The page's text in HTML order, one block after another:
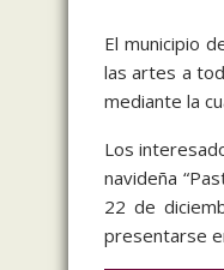
El municipio
las artes a
mediante la
Los
navideña
22 de
presentarse